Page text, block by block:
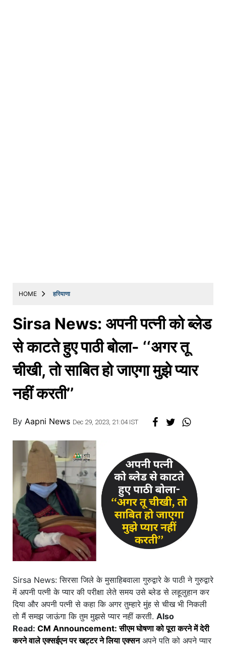
HOME हरियाणा
Sirsa News: अपनी पत्नी को ब्लेड
से काटते हुए पाठी बोला- ‘‘अगर तू
चीखी, तो साबित हो जाएगा मुझे प्यार
नहीं करती’’
By Aapni News Dec 29, 2023, 21:04 IST
Sirsa News: सिरसा जिले के मुसाहिबवाला गुरुद्वारे के पाठी ने गुरुद्वारे
में अपनी पत्नी के प्यार की परीक्षा लेते समय उसे ब्लेड से लहूलुहान कर
दिया और अपनी पत्नी से कहा कि अगर तुम्हारे मुंह से चीख भी निकली
तो मैं समझ जाऊंगा कि तुम मुझसे प्यार नहीं करती. Also
Read: CM Announcement: सीएम घोषणा को पूरा करने में देरी
करने वाले एक्सईएन पर खट्टर ने लिया एक्सनअपने पति को अपने प्यार